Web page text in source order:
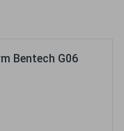
Bentech G06